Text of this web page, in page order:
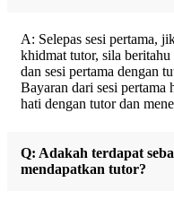
A: Selepas sesi pertama,
khidmat tutor, sila
dan sesi pertama dengan
Bayaran dari sesi pertama
hati dengan tutor dan
Q: Adakah terdapat
mendapatkan tutor?